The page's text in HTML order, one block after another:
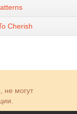
Cherish
, не могут